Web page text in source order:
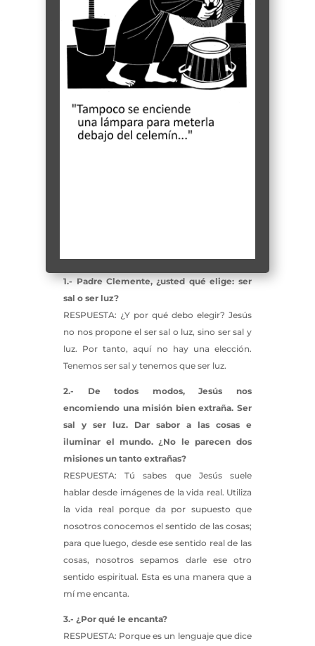
1.- Padre Clemente, ¿usted qué elige: ser
sal o ser luz?
RESPUESTA: ¿Y por qué debo elegir? Jesús
no nos propone el ser sal o luz, sino ser sal y
luz. Por tanto, aquí no hay una elección.
Tenemos ser sal y tenemos que ser luz.
2.- De todos modos, Jesús nos
encomiendo una misión bien extraña. Ser
sal y ser luz. Dar sabor a las cosas e
iluminar el mundo. ¿No le parecen dos
misiones un tanto extrañas?
RESPUESTA: Tú sabes que Jesús suele
hablar desde imágenes de la vida real. Utiliza
la vida real porque da por supuesto que
nosotros conocemos el sentido de las cosas;
para que luego, desde ese sentido real de las
cosas, nosotros sepamos darle ese otro
sentido espiritual. Esta es una manera que a
mí me encanta.
3.- ¿Por qué le encanta?
RESPUESTA: Porque es un lenguaje que dice